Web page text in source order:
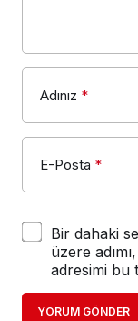
Adınız *
E-Posta *
Bir dahaki
üzere
adresimi bu
YORUM GÖNDER